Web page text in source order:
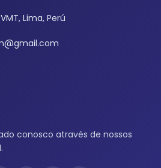
Lima, Perú
conosco através de nossos